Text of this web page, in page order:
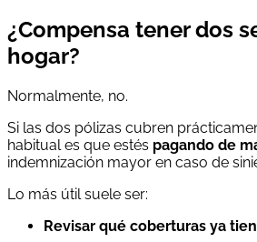
¿Compensa tener dos
hogar?
Normalmente, no.
Si las dos pólizas cubren
habitual es que estés pagando de
indemnización mayor en caso de
Lo más útil suele ser:
Revisar qué coberturas ya